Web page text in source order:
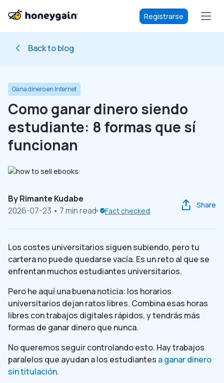
Registrarse
Back to blog
Gana dinero en Internet
Como ganar dinero siendo
estudiante: 8 formas que sí
funcionan
ByRimante Kudabe
2026-07-23 • 7 min read Fact checked
Share
Los costes universitarios siguen subiendo, pero tu
cartera no puede quedarse vacía. Es un reto al que se
enfrentan muchos estudiantes universitarios.
Pero he aquí una buena noticia: los horarios
universitarios dejan ratos libres. Combina esas horas
libres con trabajos digitales rápidos, y tendrás más
formas de ganar dinero que nunca.
No queremos seguir controlando esto. Hay trabajos
paralelos que ayudan a los estudiantes a ganar dinero
sin titulación.